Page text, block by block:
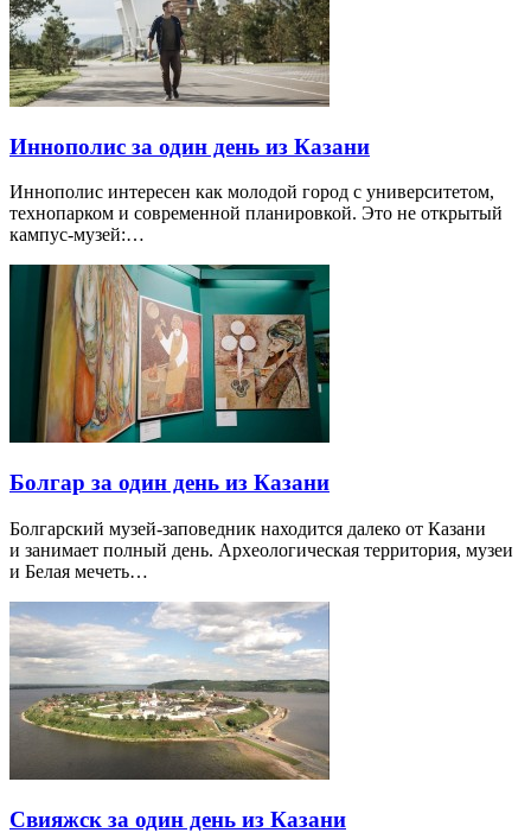
Иннополис за один день из Казани
Иннополис интересен как молодой город с университетом,
технопарком и современной планировкой. Это не открытый
кампус-музей:…
Болгар за один день из Казани
Болгарский музей-заповедник находится далеко от Казани
и занимает полный день. Археологическая территория, музеи
и Белая мечеть…
Свияжск за один день из Казани